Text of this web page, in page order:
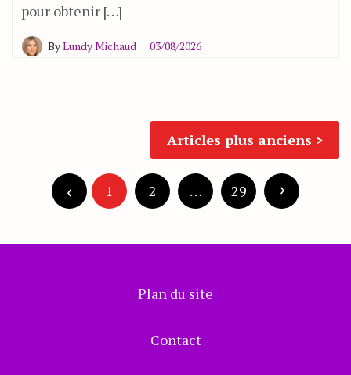
pour obtenir […]
ByLundy Michaud 03/08/2026
articles
Articles plus anciens
1 2 … 29
Plan du site
Contact